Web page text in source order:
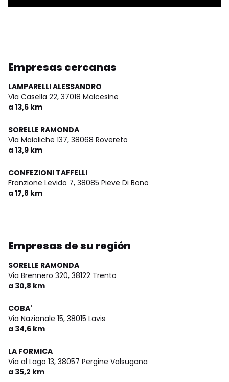
Empresas cercanas
LAMPARELLI ALESSANDRO
Via Casella 22, 37018 Malcesine
a 13,6 km
SORELLE RAMONDA
Via Maioliche 137, 38068 Rovereto
a 13,9 km
CONFEZIONI TAFFELLI
Franzione Levido 7, 38085 Pieve Di Bono
a 17,8 km
Empresas de su región
SORELLE RAMONDA
Via Brennero 320, 38122 Trento
a 30,8 km
COBA'
Via Nazionale 15, 38015 Lavis
a 34,6 km
LA FORMICA
Via al Lago 13, 38057 Pergine Valsugana
a 35,2 km